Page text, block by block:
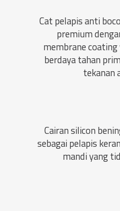
Cat pelapis anti
premium
membrane
berdaya tahan
tekanan
Cairan silicon
sebagai pelapis
mandi yang